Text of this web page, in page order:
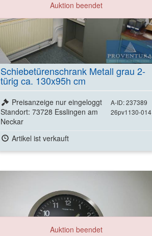
Auktion beendet
Schiebetürenschrank Metall grau 2-
türig ca. 130x95h cm
A-ID: 237389
26pv1130-014
Preisanzeige nur eingeloggt
Standort: 73728 Esslingen am
Neckar
Artikel ist verkauft
Auktion beendet